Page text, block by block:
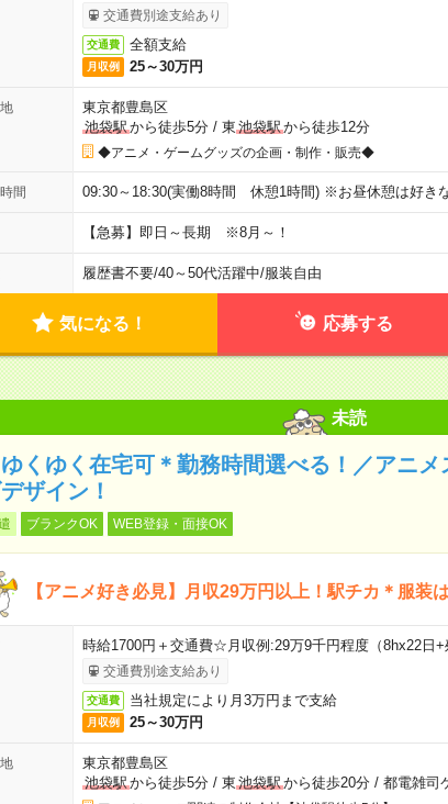
交通費別途支給あり
交通費 全額支給
月収例 25～30万円
東京都豊島区
池袋駅から徒歩5分/ 東池袋駅から徒歩12分
◆アニメ・ゲームグッズの企画・制作・販売◆
間 09:30～18:30(実働8時間 休憩1時間) ※お昼休憩は好き
【急募】即日～長期 ※8月～！
履歴書不要/40～50代活躍中/服装自由
気になる！ 応募する
未読
くゆく在宅可＊勤務時間選べる！／アニ
ザイン！
ブランクOK WEB登録・面接OK
【アニメ好き必見】月収29万円以上！駅チカ＊服装
時給1700円＋交通費☆月収例:29万9千円程度（8hx22日+
交通費別途支給あり
交通費 当社規定により月3万円まで支給
月収例 25～30万円
東京都豊島区
池袋駅から徒歩5分/ 東池袋駅から徒歩20分/ 都電雑司